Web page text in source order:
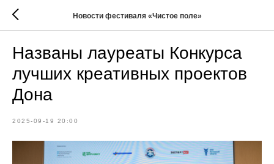
Новости фестиваля «Чистое поле»
Названы лауреаты Конкурса
лучших креативных проектов
Дона
2025-09-19 20:00